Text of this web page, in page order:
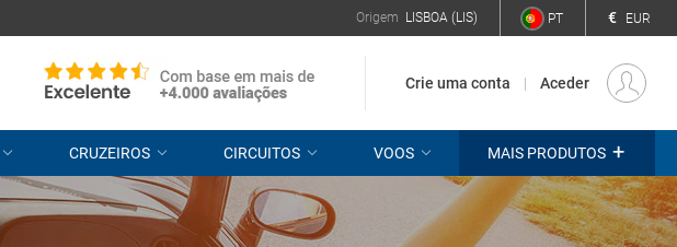
Origem LISBOA (LIS) PT € EUR
Crie uma conta Aceder
CRUZEIROS CIRCUITOS VOOS MAIS PRODUTOS +